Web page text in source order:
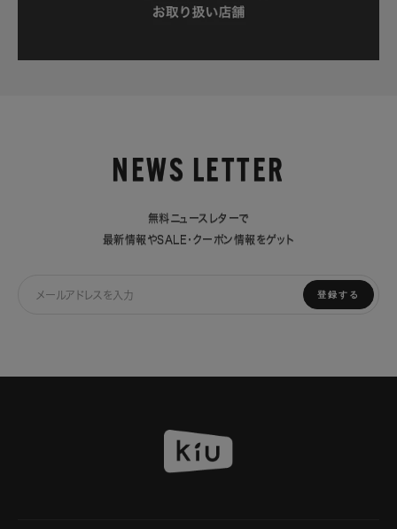
NEWS LETTER
無料ニュースレターで
最新情報やSALE・クーポン情報をゲット
登録する